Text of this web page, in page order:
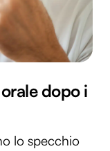
dopo i
lo specchio